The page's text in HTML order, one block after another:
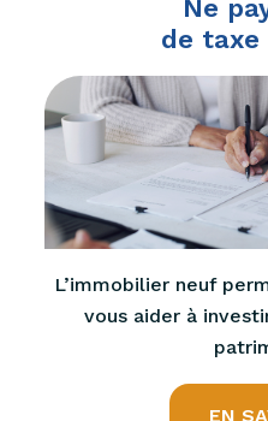
Ne
de
L’immobilier neuf
vous aider à
EN